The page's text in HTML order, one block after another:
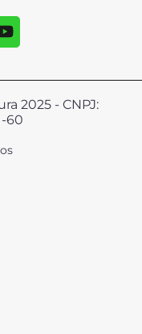
2025 - CNPJ:
60